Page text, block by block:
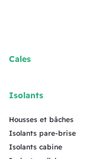
Cales
Isolants
Housses et bâches
Isolants pare-brise
Isolants cabine